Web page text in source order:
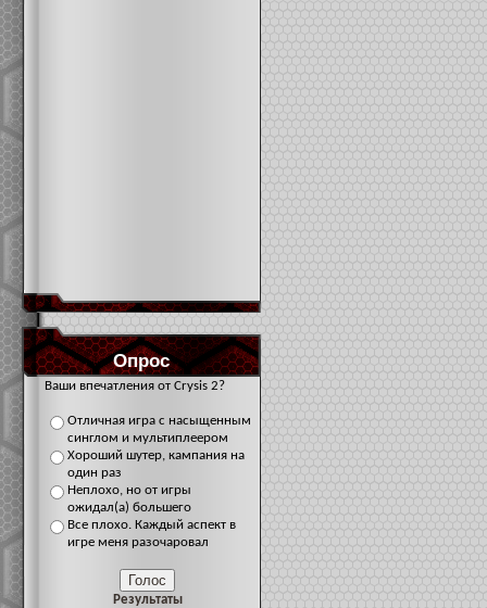
Опрос
Ваши впечатления от Crysis 2?
Отличная игра с насыщенным
синглом и мультиплеером
Хороший шутер, кампания на
один раз
Неплохо, но от игры
ожидал(а) большего
Все плохо. Каждый аспект в
игре меня разочаровал
Результаты